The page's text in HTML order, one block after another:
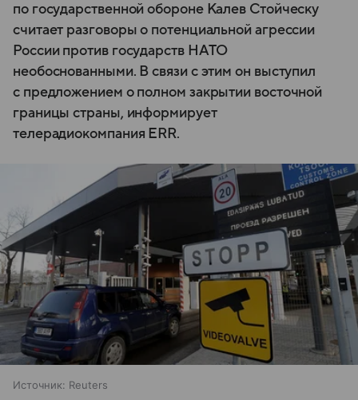
по государственной обороне Калев Стойческу
считает разговоры о потенциальной агрессии
России против государств НАТО
необоснованными. В связи с этим он выступил
с предложением о полном закрытии восточной
границы страны, информирует
телерадиокомпания ERR.
Источник: Reuters